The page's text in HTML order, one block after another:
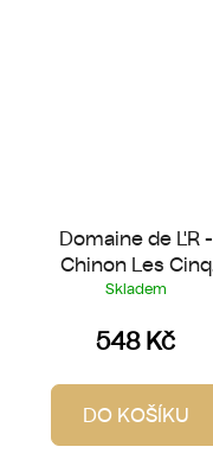
Domaine de L'R -
Chinon Les Cinq
Eléments 2023
Skladem
548 Kč
DO KOŠÍKU